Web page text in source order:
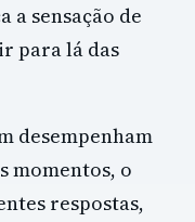
a sensação de
para lá das
desempenham
momentos, o
respostas,